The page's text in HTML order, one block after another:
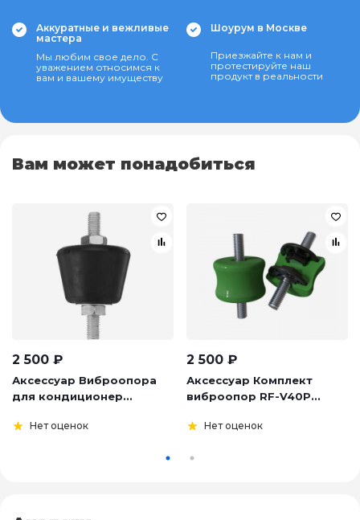
Аккуратные и вежливые
мастера
Мы любим свое дело. С
уважением относимся к
вам и вашему имуществу
Шоурум в Москве
Приезжайте к нам и
протестируйте наш
продукт в реальности
Вам может понадобиться
2 500 ₽
Аксессуар Виброопора
для кондиционер...
Нет оценок
2 500 ₽
Аксессуар Комплект
виброопор RF-V40P...
Нет оценок